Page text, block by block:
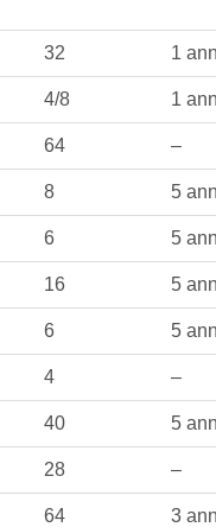
32 1
4/8 1
64 –
8 5
6 5
16 5
6 5
4 –
40 5
28 –
64 3